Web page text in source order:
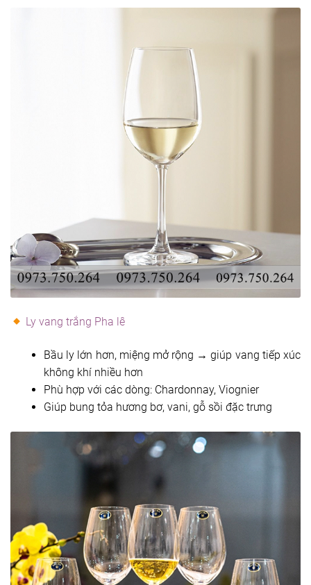
Ly vang trắng Pha lê
Bầu ly lớn hơn, miệng mở rộng → giúp vang tiếp xúc
không khí nhiều hơn
Phù hợp với các dòng: Chardonnay, Viognier
Giúp bung tỏa hương bơ, vani, gỗ sồi đặc trưng